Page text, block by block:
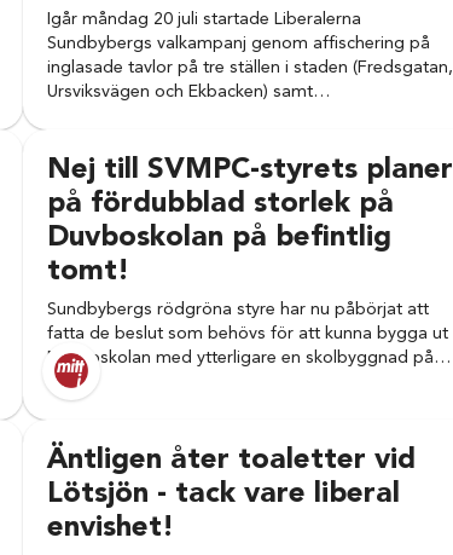
Igår måndag 20 juli startade Liberalerna
Sundbybergs valkampanj genom affischering på
inglasade tavlor på tre ställen i staden (Fredsgatan,
Ursviksvägen och Ekbacken) samt…
Nej till SVMPC-styrets planer
på fördubblad storlek på
Duvboskolan på befintlig
tomt!
Sundbybergs rödgröna styre har nu påbörjat att
fatta de beslut som behövs för att kunna bygga ut
Duvboskolan med ytterligare en skolbyggnad på…
Äntligen åter toaletter vid
Lötsjön - tack vare liberal
envishet!